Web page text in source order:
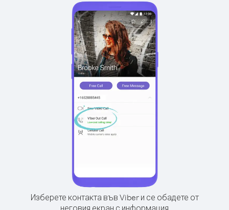
Изберете контакта във Viber и се обадете от
неговия екран с информация